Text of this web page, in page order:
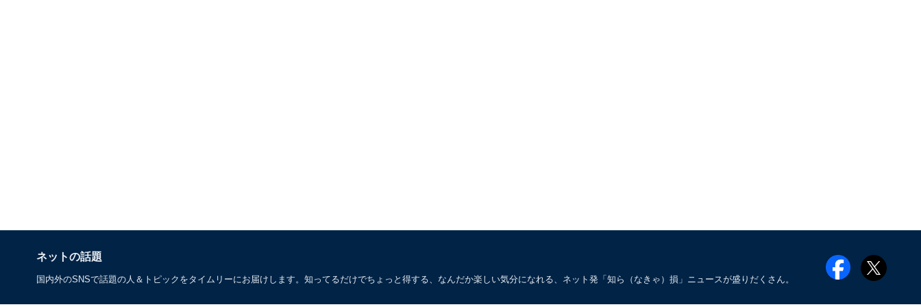
ネットの話題
国内外のSNSで話題の人＆トピックをタイムリーにお届けします。知ってるだけでちょっと得する、なんだか楽しい気分になれる、ネット発「知ら（なきゃ）損」ニュースが盛りだくさん。